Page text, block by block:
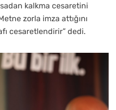
kalkma cesaretini
zorla imza attığını
cesaretlendirir” dedi.